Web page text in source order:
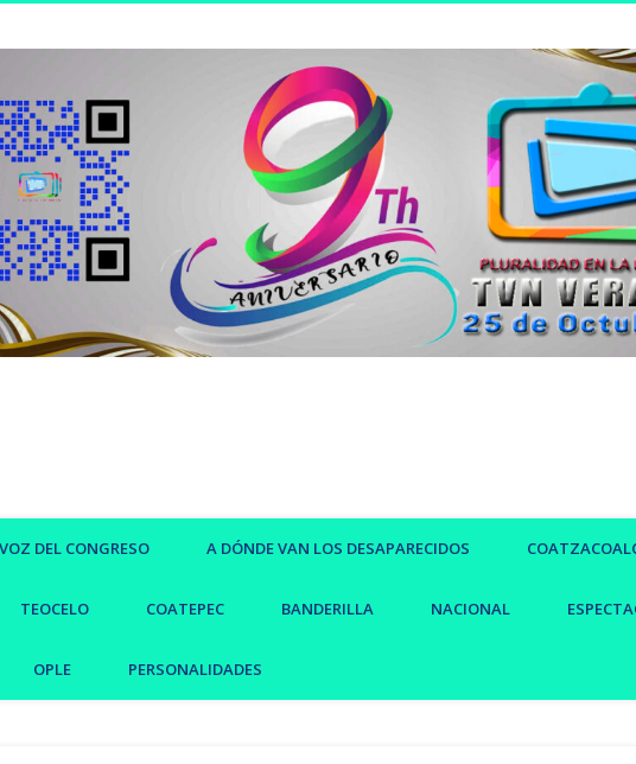
con visión joven.
DEL CONGRESO A DÓNDE VAN LOS DESAPARECIDOS
TEOCELO COATEPEC BANDERILLA NACIONAL
OPLE PERSONALIDADES